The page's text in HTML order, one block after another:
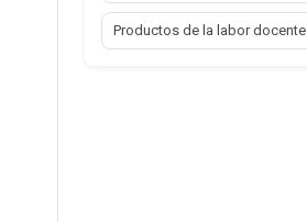
Productos de la labor docente